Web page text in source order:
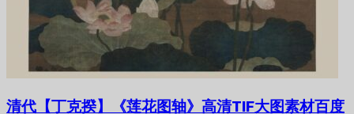
清代【丁克揆】《莲花图轴》高清TIF大图素材百度